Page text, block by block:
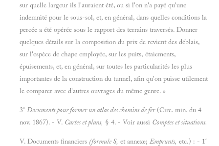
sur quelle largeur ils l'auraient été, ou si l'on n'a payé qu'une
indemnité pour le sous-sol, et, en général, dans quelles conditions la
percée a été opérée sous le rapport des terrains traversés. Donner
quelques détails sur la composition du prix de revient des déblais,
sur l'espèce de chape employée, sur les puits, étaiements,
épuisements, et, en général, sur toutes les particularités les plus
importantes de la construction du tunnel, afin qu'on puisse utilement
le comparer avec d'autres ouvrages du même genre. »
3° Documents pour former un atlas des chemins de fer(Cire. min. du 4
nov. 1867). - V. Cartes et plans, § 4. - Voir aussi Comptes et situations.
V. Documents financiers (formule S, et annexe; Emprunts, etc.) : - 1°